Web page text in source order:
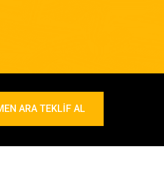
ARA TEKLIF AL